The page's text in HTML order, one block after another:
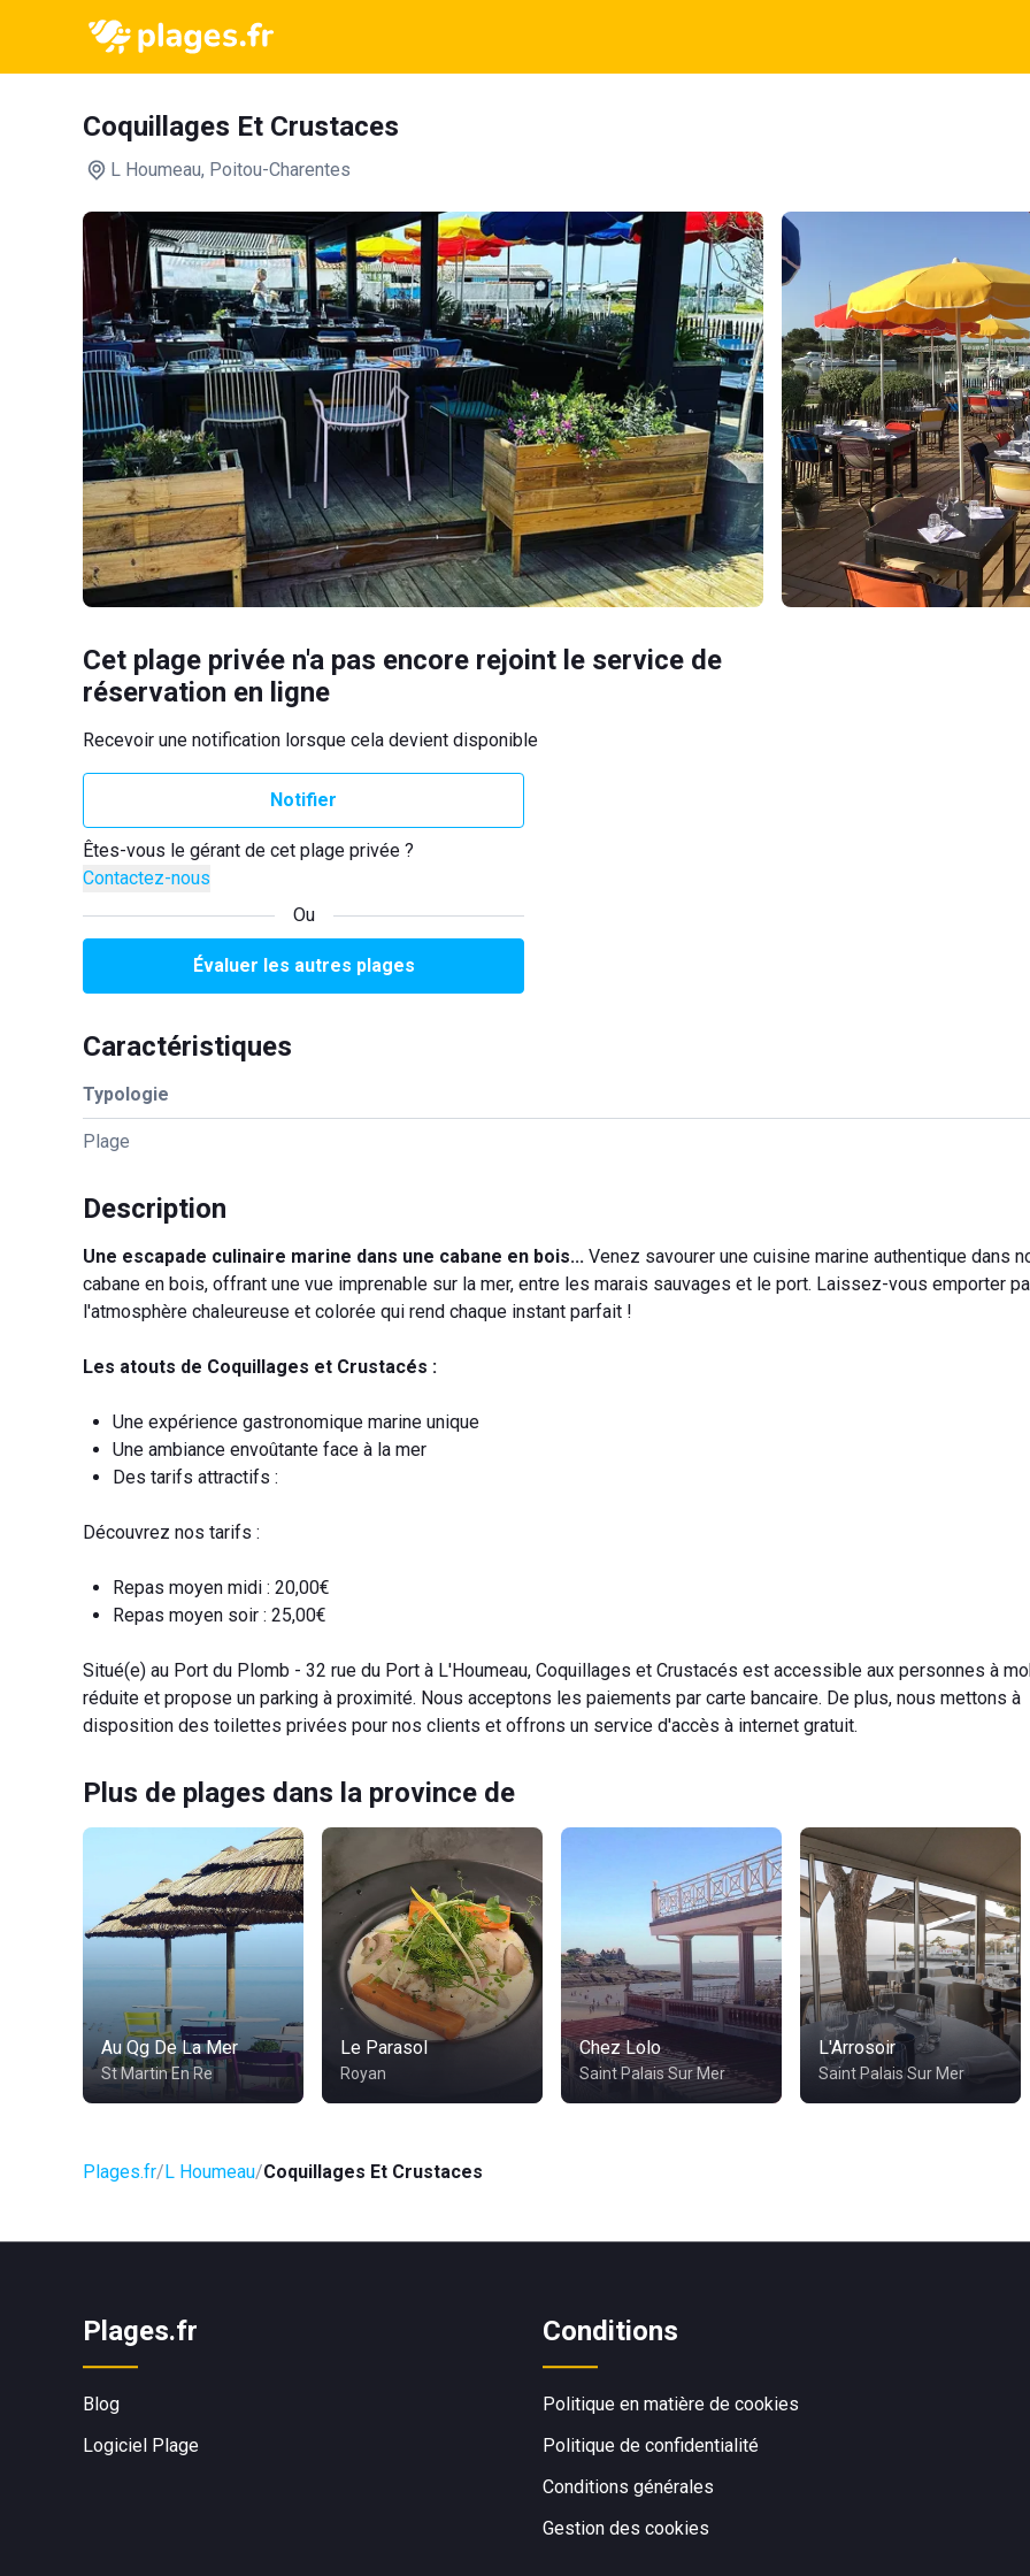
Coquillages Et Crustaces
L Houmeau, Poitou-Charentes
Cet plage privée n'a pas encore rejoint le service de
réservation en ligne
Recevoir une notification lorsque cela devient disponible
Notifier
Êtes-vous le gérant de cet plage privée ?
Contactez-nous
Ou
Évaluer les autres plages
Caractéristiques
Typologie
Plage
Description
Une escapade culinaire marine dans une cabane en bois... Venez savourer une cuisine marine authentique dans
cabane en bois, offrant une vue imprenable sur la mer, entre les marais sauvages et le port. Laissez-vous emporter
l'atmosphère chaleureuse et colorée qui rend chaque instant parfait !
Les atouts de Coquillages et Crustacés :
Une expérience gastronomique marine unique
Une ambiance envoûtante face à la mer
Des tarifs attractifs :
Découvrez nos tarifs :
Repas moyen midi : 20,00€
Repas moyen soir : 25,00€
Situé(e) au Port du Plomb - 32 rue du Port à L'Houmeau, Coquillages et Crustacés est accessible aux personnes à
réduite et propose un parking à proximité. Nous acceptons les paiements par carte bancaire. De plus, nous mettons à
disposition des toilettes privées pour nos clients et offrons un service d'accès à internet gratuit.
Plus de plages dans la province de
Au Qg De La Mer
St Martin En Re
Le Parasol
Royan
Chez Lolo
Saint Palais Sur Mer
L'Arrosoir
Saint Palais Sur Mer
Plages.fr L Houmeau Coquillages Et Crustaces
Plages.fr
Blog
Logiciel Plage
Conditions
Politique en matière de cookies
Politique de confidentialité
Conditions générales
Gestion des cookies